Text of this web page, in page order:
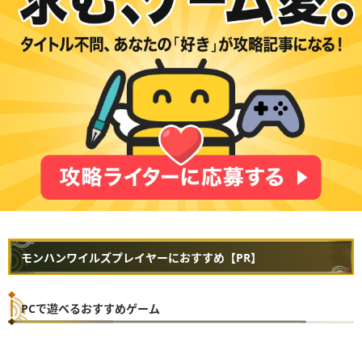
モンハンワイルズプレイヤーにおすすめ【PR】
PCで遊べるおすすめゲーム